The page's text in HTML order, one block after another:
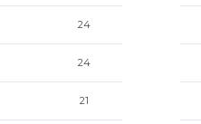
24
24
21